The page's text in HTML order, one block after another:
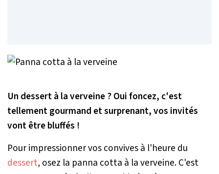
Un dessert à la verveine ? Oui foncez, c'est
tellement gourmand et surprenant, vos invités
vont être bluffés !
Pour impressionner vos convives à l'heure du
dessert, osez la panna cotta à la verveine. C'est